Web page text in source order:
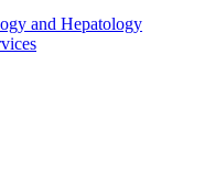
and Hepatology